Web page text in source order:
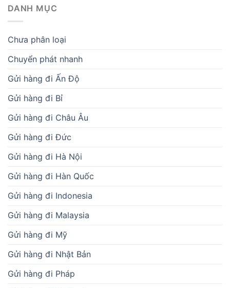
DANH MỤC
Chưa phân loại
Chuyển phát nhanh
Gửi hàng đi Ấn Độ
Gửi hàng đi Bỉ
Gửi hàng đi Châu Âu
Gửi hàng đi Đức
Gửi hàng đi Hà Nội
Gửi hàng đi Hàn Quốc
Gửi hàng đi Indonesia
Gửi hàng đi Malaysia
Gửi hàng đi Mỹ
Gửi hàng đi Nhật Bản
Gửi hàng đi Pháp